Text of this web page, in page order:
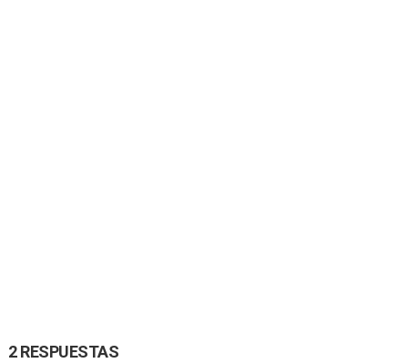
2 RESPUESTAS